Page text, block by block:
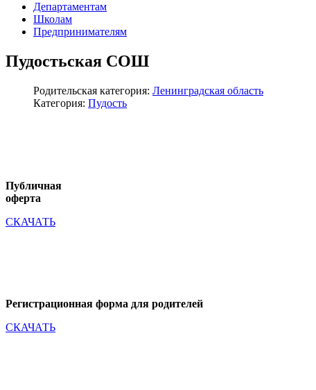
Департаментам
Школам
Предпринимателям
Пудостьская СОШ
Родительская категория: Ленинградская область
Категория: Пудость
Публичная
оферта
СКАЧАТЬ
Регистрационная форма для родителей
СКАЧАТЬ